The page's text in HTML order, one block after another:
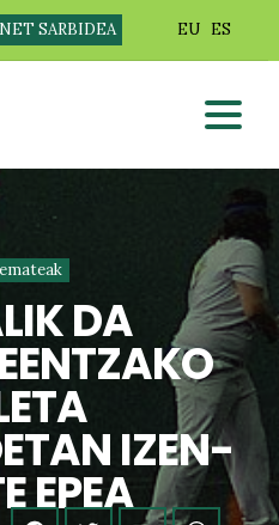
SARBIDEA EU ES
DA
IZEN-
EPEA